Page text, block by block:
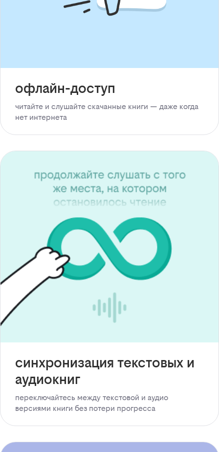
офлайн-доступ
читайте и слушайте скачанные книги — даже когда
нет интернета
синхронизация текстовых и
аудиокниг
переключайтесь между текстовой и аудио
версиями книги без потери прогресса